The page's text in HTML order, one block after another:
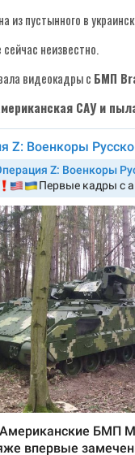
из пустынного в
неизвестно.
видеокадры с БМП
САУ и